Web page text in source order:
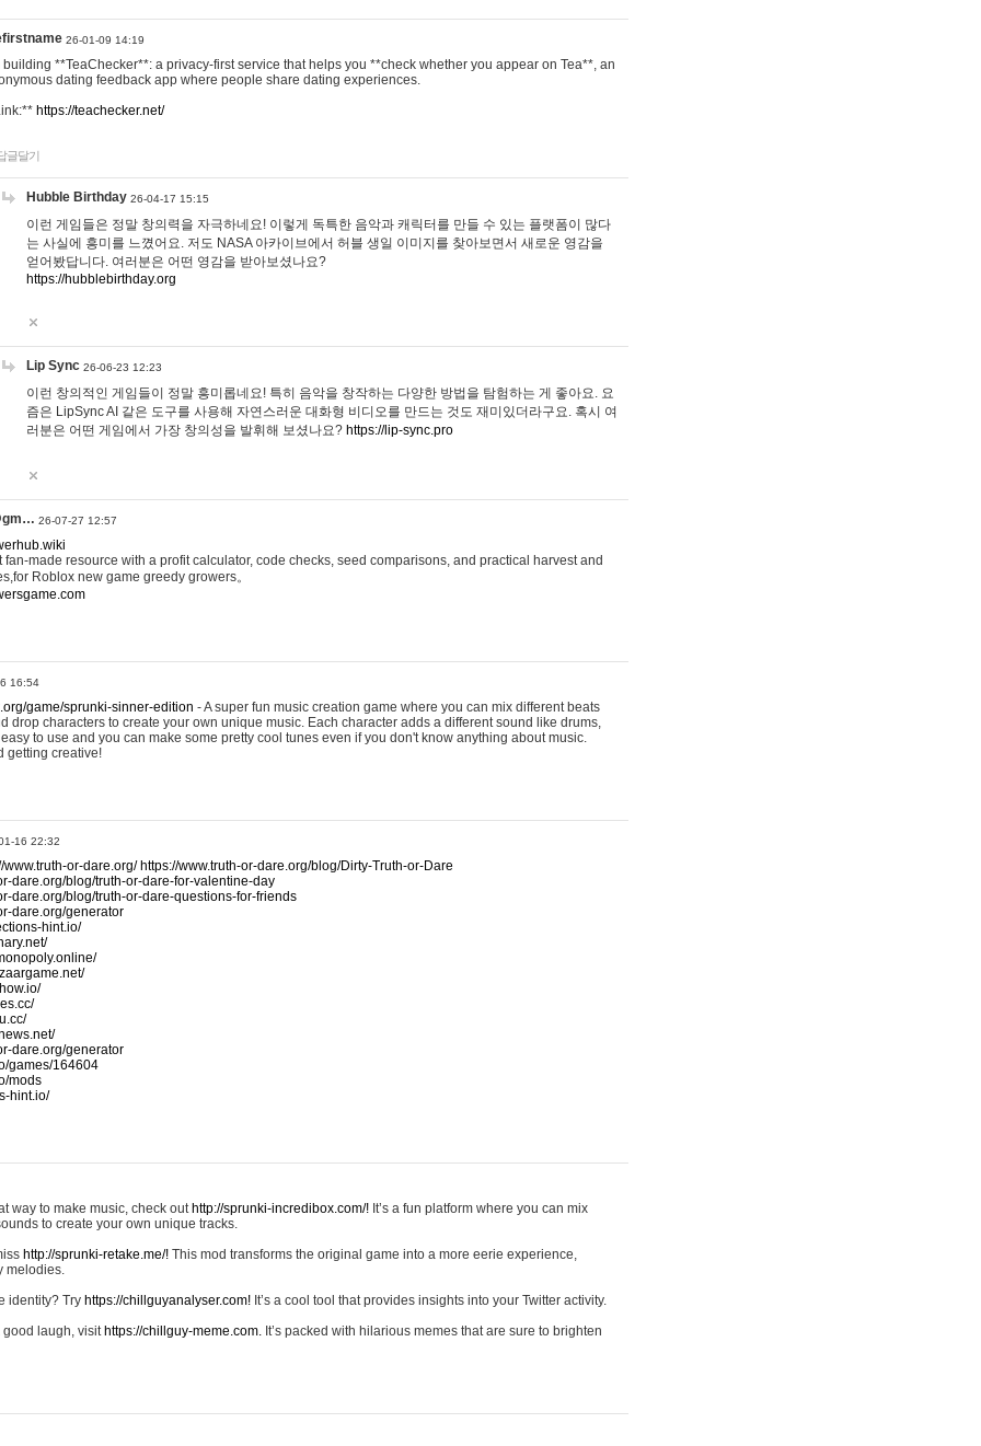
26-01-09 14:19
building **TeaChecker**: a privacy-first service that helps you **check whether you appear on Tea**, an
dating feedback app where people share dating experiences.
https://teachecker.net/
글달기
Hubble Birthday 26-04-17 15:15
이런 게임들은 정말 창의력을 자극하네요! 이렇게 독특한 음악과 캐릭터를 만들 수 있는 플랫폼이 많다
는 사실에 흥미를 느꼈어요. 저도 NASA 아카이브에서 허블 생일 이미지를 찾아보면서 새로운 영감을
얻어봤답니다. 여러분은 어떤 영감을 받아보셨나요?
https://hubblebirthday.org
Lip Sync 26-06-23 12:23
이런 창의적인 게임들이 정말 흥미롭네요! 특히 음악을 창작하는 다양한 방법을 탐험하는 게 좋아요. 요
즘은 LipSync AI 같은 도구를 사용해 자연스러운 대화형 비디오를 만드는 것도 재미있더라구요. 혹시 여
러분은 어떤 게임에서 가장 창의성을 발휘해 보셨나요? https://lip-sync.pro
26-07-27 12:57
made resource with a profit calculator, code checks, seed comparisons, and practical harvest and
Roblox new game greedy growers。
16:54
game/sprunki-sinner-edition - A super fun music creation game where you can mix different beats
drop characters to create your own unique music. Each character adds a different sound like drums,
to use and you can make some pretty cool tunes even if you don't know anything about music.
getting creative!
16 22:32
www.truth-or-dare.org/ https://www.truth-or-dare.org/blog/Dirty-Truth-or-Dare
dare.org/blog/truth-or-dare-for-valentine-day
dare.org/blog/truth-or-dare-questions-for-friends
dare.org/generator
hint.io/
dare.org/generator
games/164604
mods
hint.io/
way to make music, check out http://sprunki-incredibox.com/! It’s a fun platform where you can mix
to create your own unique tracks.
http://sprunki-retake.me/! This mod transforms the original game into a more eerie experience,
melodies.
identity? Try https://chillguyanalyser.com! It’s a cool tool that provides insights into your Twitter activity.
good laugh, visit https://chillguy-meme.com. It’s packed with hilarious memes that are sure to brighten